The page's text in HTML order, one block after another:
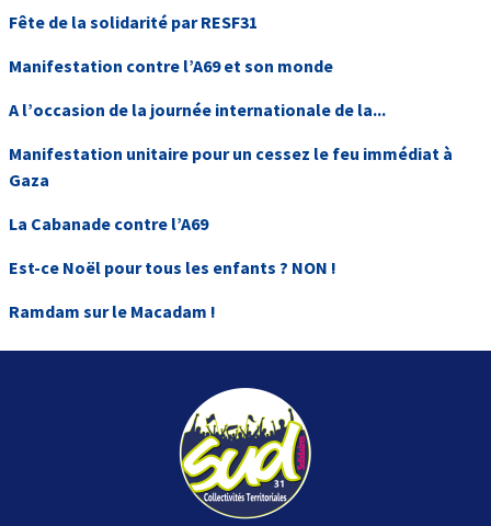
Fête de la solidarité par RESF31
Manifestation contre l’A69 et son monde
A l’occasion de la journée internationale de la...
Manifestation unitaire pour un cessez le feu immédiat à
Gaza
La Cabanade contre l’A69
Est-ce Noël pour tous les enfants ? NON !
Ramdam sur le Macadam !